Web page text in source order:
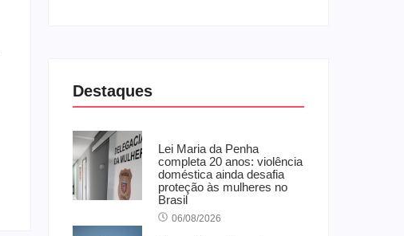
Destaques
Lei Maria da Penha
completa 20 anos: violência
doméstica ainda desafia
proteção às mulheres no
Brasil
06/08/2026